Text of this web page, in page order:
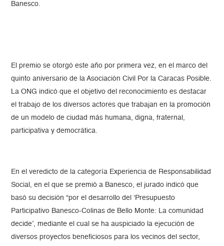
Banesco.
El premio se otorgó este año por primera vez, en el marco del
quinto aniversario de la Asociación Civil Por la Caracas Posible.
La ONG indicó que el objetivo del reconocimiento es destacar
el trabajo de los diversos actores que trabajan en la promoción
de un modelo de ciudad más humana, digna, fraternal,
participativa y democrática.
En el veredicto de la categoría Experiencia de Responsabilidad
Social, en el que se premió a Banesco, el jurado indicó que
basó su decisión “por el desarrollo del ‘Presupuesto
Participativo Banesco-Colinas de Bello Monte: La comunidad
decide’, mediante el cual se ha auspiciado la ejecución de
diversos proyectos beneficiosos para los vecinos del sector,